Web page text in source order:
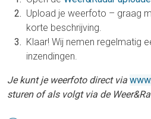
Upload je weerfoto – graag
korte beschrijving.
Klaar! Wij nemen regelmatig
inzendingen.
Je kunt je weerfoto direct via
sturen of als volgt via de